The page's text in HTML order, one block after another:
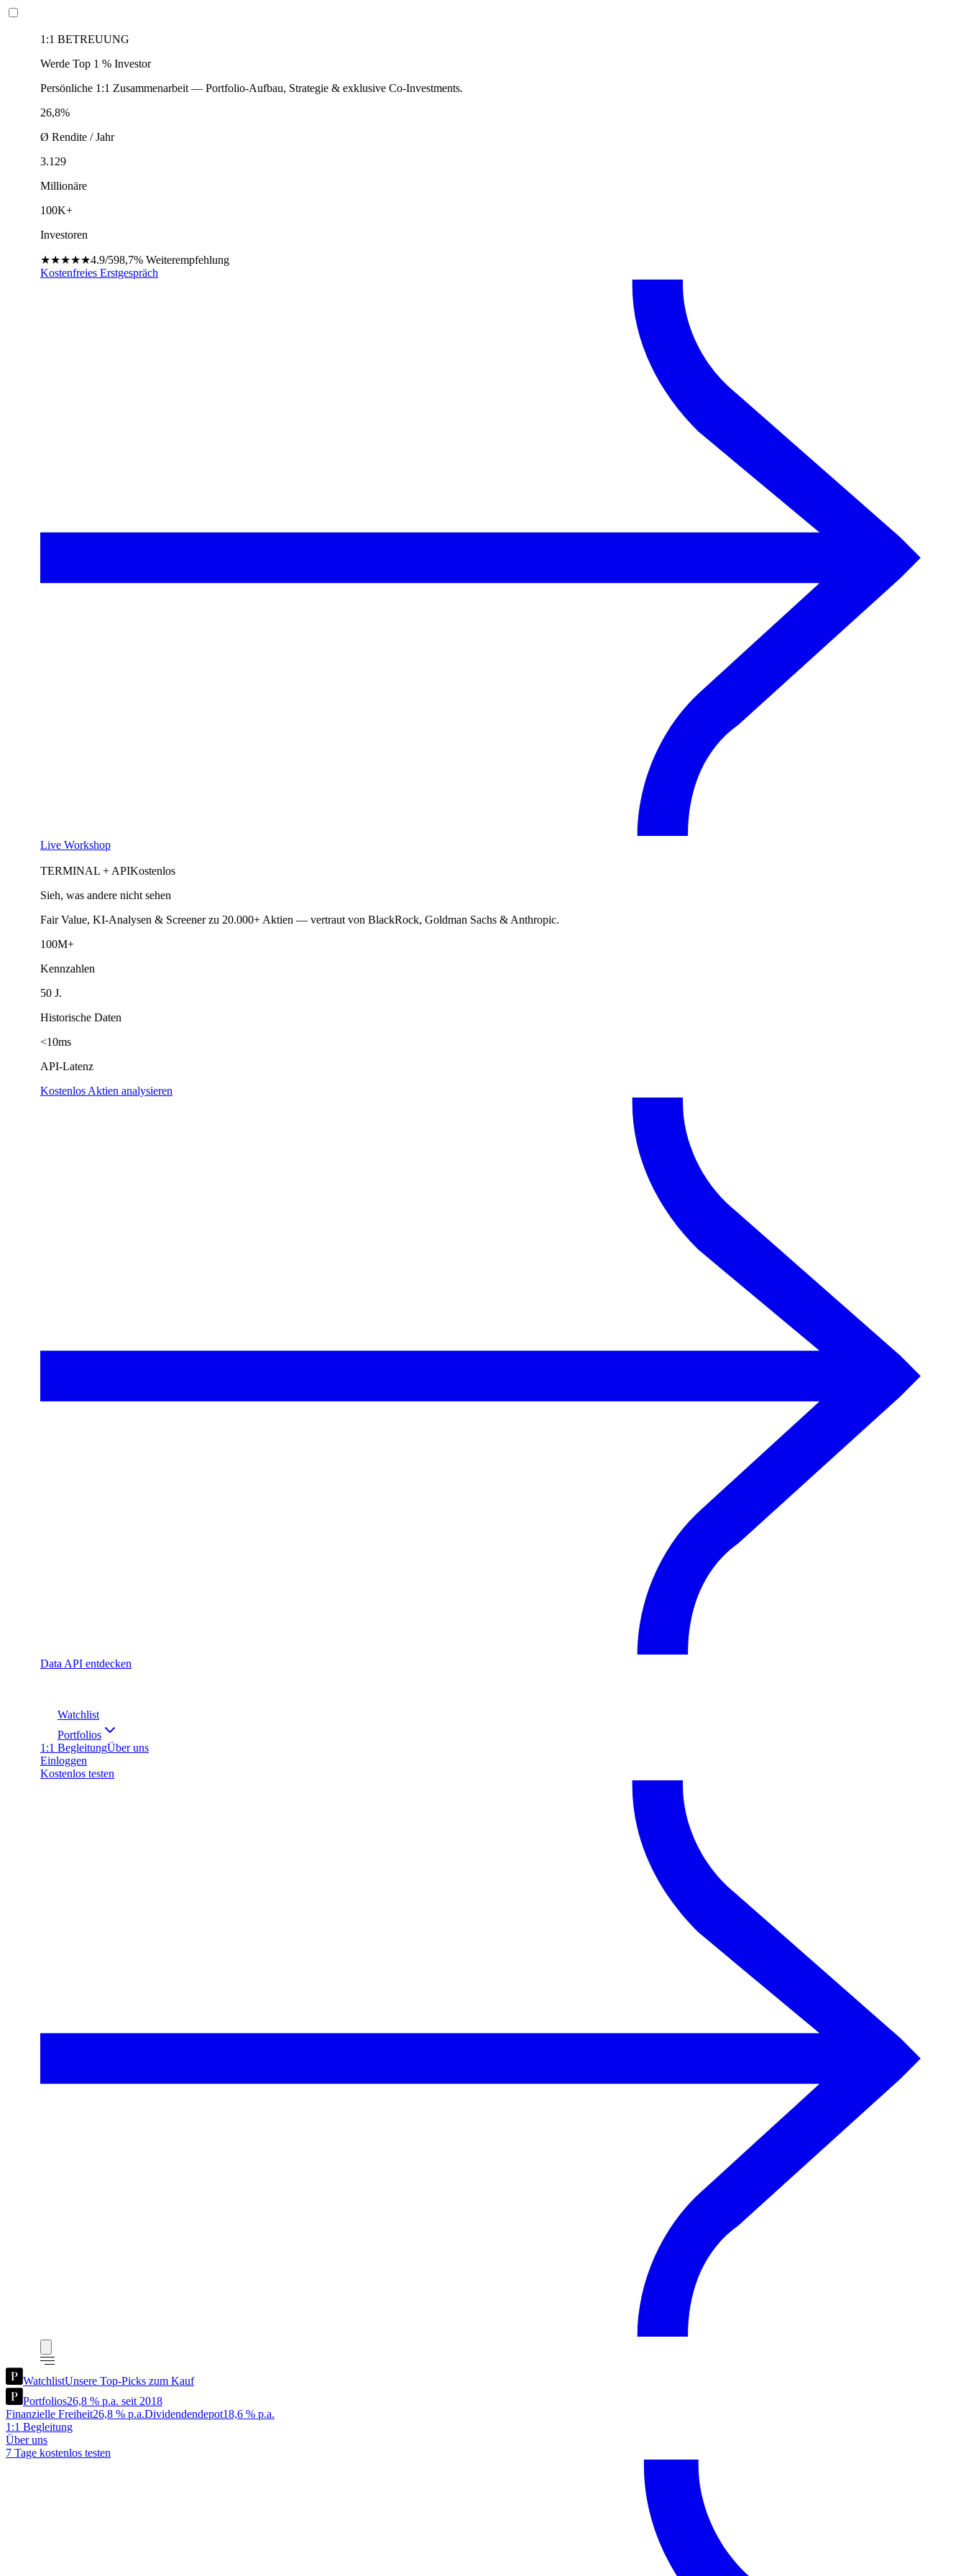
1:1 BETREUUNG
Werde Top 1 % Investor
Persönliche 1:1 Zusammenarbeit — Portfolio-Aufbau, Strategie & exklusive Co-Investments.
26,8%
Ø Rendite / Jahr
3.129
Millionäre
100K+
Investoren
★★★★★4.9/598,7% Weiterempfehlung
Kostenfreies Erstgespräch
Live Workshop
TERMINAL + APIKostenlos
Sieh, was andere nicht sehen
Fair Value, KI-Analysen & Screener zu 20.000+ Aktien — vertraut von BlackRock, Goldman Sachs & Anthropic.
100M+
Kennzahlen
50 J.
Historische Daten
<10ms
API-Latenz
Kostenlos Aktien analysieren
Data API entdecken
Watchlist
Portfolios
1:1 BegleitungÜber uns
Einloggen
Kostenlos testen
WatchlistUnsere Top-Picks zum Kauf
Portfolios26,8 % p.a. seit 2018
Finanzielle Freiheit26,8 % p.a.Dividendendepot18,6 % p.a.
1:1 Begleitung
Über uns
7 Tage kostenlos testen